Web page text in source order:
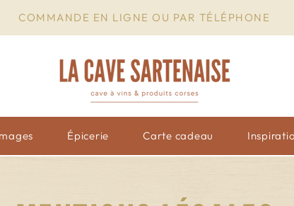
COMMANDE EN LIGNE OU PAR TÉLÉPHONE
Épicerie Carte cadeau